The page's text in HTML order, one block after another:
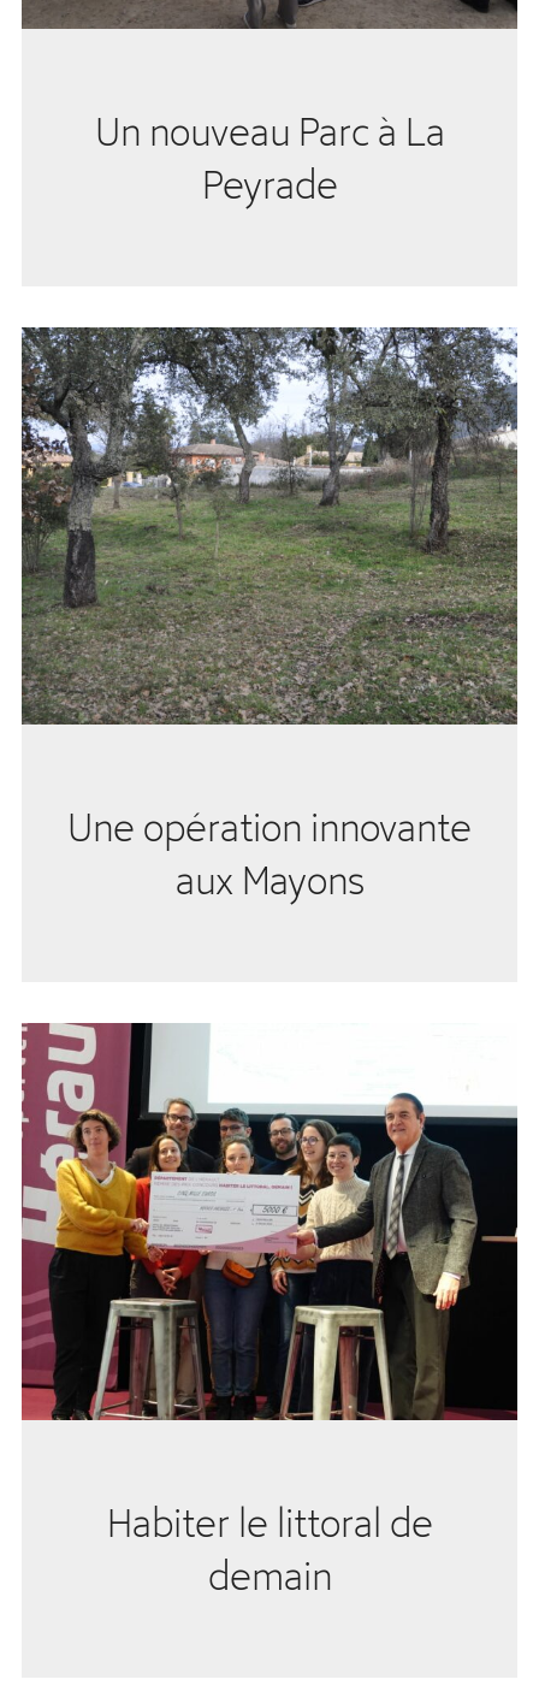
Un nouveau Parc à La
Peyrade
Une opération innovante
aux Mayons
Habiter le littoral de
demain